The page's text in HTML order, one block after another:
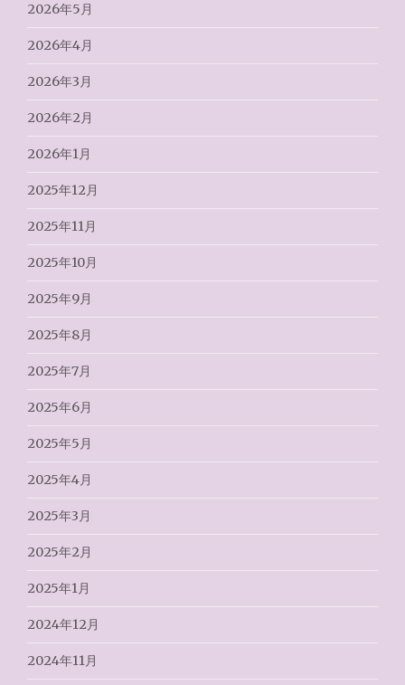
2026年5月
2026年4月
2026年3月
2026年2月
2026年1月
2025年12月
2025年11月
2025年10月
2025年9月
2025年8月
2025年7月
2025年6月
2025年5月
2025年4月
2025年3月
2025年2月
2025年1月
2024年12月
2024年11月